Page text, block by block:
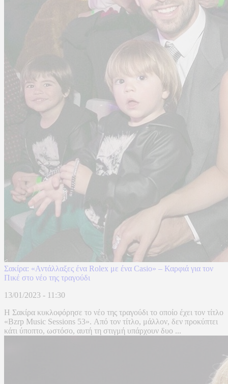
Σακίρα: «Αντάλλαξες ένα Rolex με ένα Casio» – Καρφιά για τον
Πικέ στο νέο της τραγούδι
13/01/2023 - 11:30
Η Σακίρα κυκλοφόρησε το νέο της τραγούδι το οποίο έχει τον τίτλο
«Bzrp Music Sessions 53». Από τον τίτλο, μάλλον, δεν προκύπτει
κάτι ύποπτο, ωστόσο, αυτή τη στιγμή υπάρχουν δυο ...